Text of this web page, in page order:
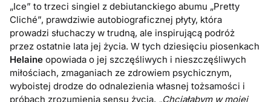
„Ice” to trzeci singiel z debiutanckiego abumu „Pretty
Cliché”, prawdziwie autobiograficznej płyty, która
prowadzi słuchaczy w trudną, ale inspirującą podróż
przez ostatnie lata jej życia. W tych dziesięciu piosenkach
Helaine opowiada o jej szczęśliwych i nieszczęśliwych
miłościach, zmaganiach ze zdrowiem psychicznym,
wyboistej drodze do odnalezienia własnej tożsamości i
próbach zrozumienia sensu życia. „Chciałabym w mojej